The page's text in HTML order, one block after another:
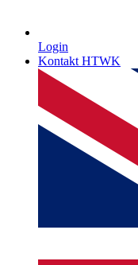
Login
Kontakt HTWK